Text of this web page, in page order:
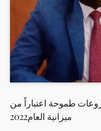
طموحة اعتباراً من
ميزانية العام2022